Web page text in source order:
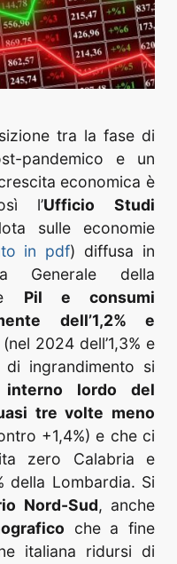
tra la fase di
pandemico e un
economica è
l’Ufficio Studi
sulle economie
in pdf) diffusa in
Generale della
Pil e consumi
dell’1,2% e
(nel 2024 dell’1,3% e
di ingrandimento si
lordo del
tre volte meno
+1,4%) e che ci
zero Calabria e
della Lombardia. Si
Nord-Sud, anche
che a fine
italiana ridursi di